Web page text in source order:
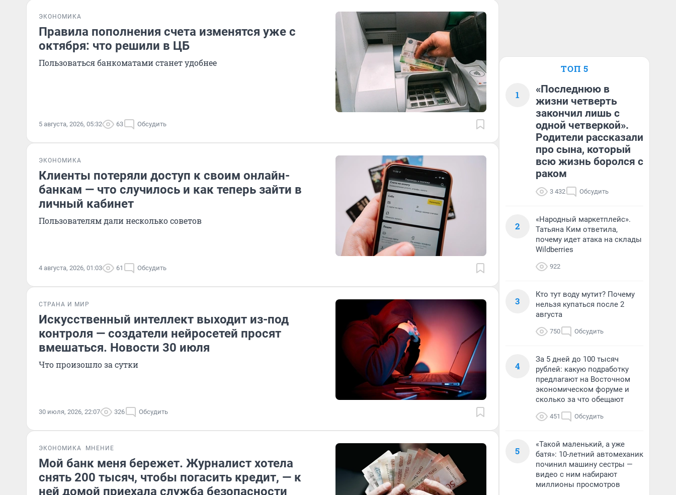
ЭКОНОМИКА
Правила пополнения счета изменятся уже с
октября: что решили в ЦБ
Пользоваться банкоматами станет удобнее
5 августа, 2026, 05:32 63 Обсудить
ЭКОНОМИКА
Клиенты потеряли доступ к своим онлайн-
банкам — что случилось и как теперь зайти в
личный кабинет
Пользователям дали несколько советов
4 августа, 2026, 01:03 61 Обсудить
СТРАНА И МИР
Искусственный интеллект выходит из-под
контроля — создатели нейросетей просят
вмешаться. Новости 30 июля
Что произошло за сутки
30 июля, 2026, 22:07 326 Обсудить
ЭКОНОМИКА МНЕНИЕ
Мой банк меня бережет. Журналист хотела
снять 200 тысяч, чтобы погасить кредит, — к
ней домой приехала служба безопасности
ТОП 5
1
«Последнюю в
жизни четверть
закончил лишь с
одной четверкой».
Родители рассказали
про сына, который
всю жизнь боролся с
раком
3 432 Обсудить
2
«Народный маркетплейс».
Татьяна Ким ответила,
почему идет атака на склады
Wildberries
922
3
Кто тут воду мутит? Почему
нельзя купаться после 2
августа
750 Обсудить
4
За 5 дней до 100 тысяч
рублей: какую подработку
предлагают на Восточном
экономическом форуме и
сколько за что обещают
451 Обсудить
5
«Такой маленький, а уже
батя»: 10-летний автомеханик
починил машину сестры —
видео с ним набирают
миллионы просмотров